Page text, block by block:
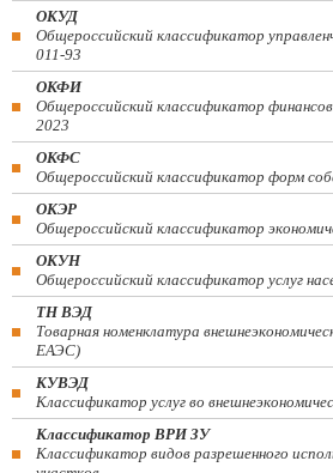
ОКУД
Общероссийский классификатор
011-93
ОКФИ
Общероссийский классификатор
2023
ОКФС
Общероссийский классификатор форм
ОКЭР
Общероссийский классификатор
ОКУН
Общероссийский классификатор услуг
ТН ВЭД
Товарная номенклатура
ЕАЭС)
КУВЭД
Классификатор услуг во
Классификатор ВРИ ЗУ
Классификатор видов разрешенного